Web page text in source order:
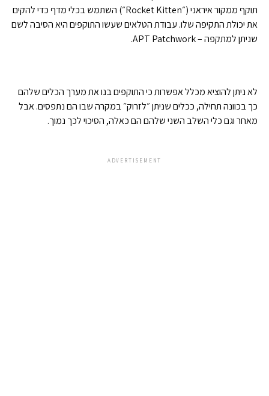
תוקף ממקור איראני (״Rocket Kitten״) השתמש בכלי מדף כדי להקים
את יכולת התקיפה שלו. עבודת הטלאים שעשו התוקפים היא הסיבה לשם
שניתן למתקפה – APT Patchwork.
לא ניתן להוציא מכלל אפשרות כי התוקפים בנו את מערך הכלים שלהם
כך בכוונה תחילה, ככלים שניתן ״לזרוק״ במקרה שבו הם נתפסים. אבל
מאחר וגם כלי השלב השני שלהם הם כאלה, הסיכוי לכך נמוך.
ADVERTISEMENT